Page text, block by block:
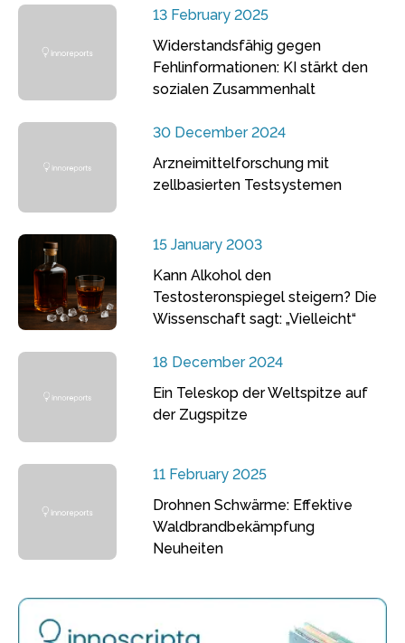
13 February 2025
Widerstandsfähig gegen
Fehlinformationen: KI stärkt den
sozialen Zusammenhalt
30 December 2024
Arzneimittelforschung mit
zellbasierten Testsystemen
15 January 2003
Kann Alkohol den
Testosteronspiegel steigern? Die
Wissenschaft sagt: „Vielleicht“
18 December 2024
Ein Teleskop der Weltspitze auf
der Zugspitze
11 February 2025
Drohnen Schwärme: Effektive
Waldbrandbekämpfung
Neuheiten